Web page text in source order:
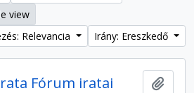
view
Relevancia
Irány: Ereszkedő
Fórum iratai